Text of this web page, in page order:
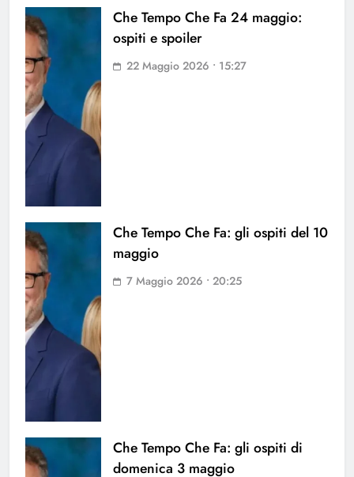
Che Tempo Che Fa 24 maggio:
ospiti e spoiler
22 Maggio 2026 • 15:27
Che Tempo Che Fa: gli ospiti del 10
maggio
7 Maggio 2026 • 20:25
Che Tempo Che Fa: gli ospiti di
domenica 3 maggio